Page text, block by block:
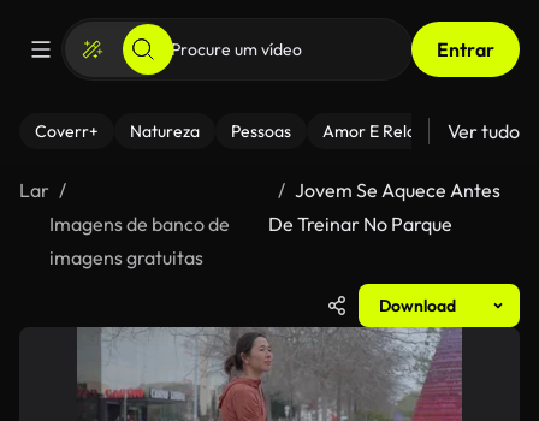
Entrar
Coverr+ Natureza Pessoas Amor E Relacionamentos
Ver tudo
Lar
Imagens de banco de
imagens gratuitas
Jovem Se Aquece Antes
De Treinar No Parque
Download